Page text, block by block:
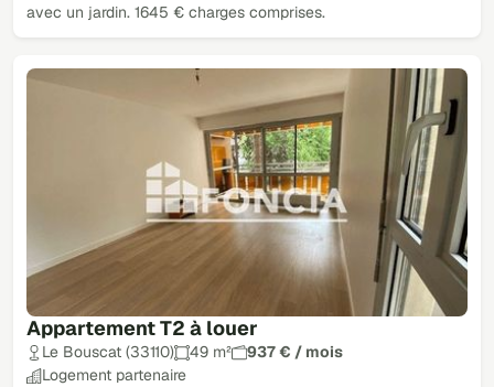
avec un jardin. 1645 € charges comprises.
Appartement T2 à louer
Le Bouscat (33110) 49 m²
937 € / mois
Logement partenaire